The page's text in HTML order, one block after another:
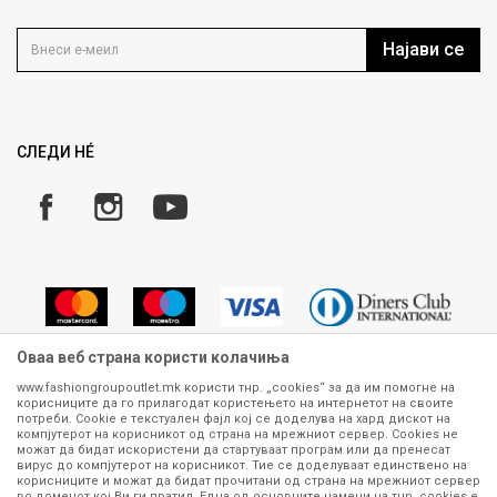
Кариера
Како да купите
Замена и рефундација на производи
Плаќање
Најави се
СЛЕДИ НÉ
Сите информации околу производите кои се изложени на нашата
онлајн продавница се стремиме да бидат конкретни, точни и прецизни,
меѓутоа не можеме да гарантираме дека се без ниту една грешка или
пак дека сите производи во моментот се достапни на залиха.
Фотографиите се најверодостојниот приказ на производот. Доколку
Оваа веб страна користи колачиња
www.fashiongroupoutlet.mk користи тнр. „cookies“ за да им помогне на
корисниците да го прилагодат користењето на интернетот на своите
потреби. Cookie е текстуален фајл кој се доделува на хард дискот на
компјутерот на корисникот од страна на мрежниот сервер. Cookies не
можат да бидат искористени да стартуваат програм или да пренесат
вирус до компјутерот на корисникот. Тие се доделуваат единствено на
корисниците и можат да бидат прочитани од страна на мрежниот сервер